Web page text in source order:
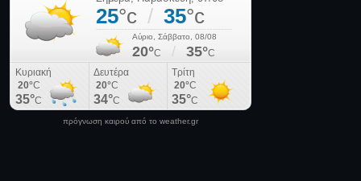
Όροι Χρήσης
Πολιτική απορρήτου
Πολιτική Cookies
Επικοινωνία
© 2025 Media News - All Rights Reserved